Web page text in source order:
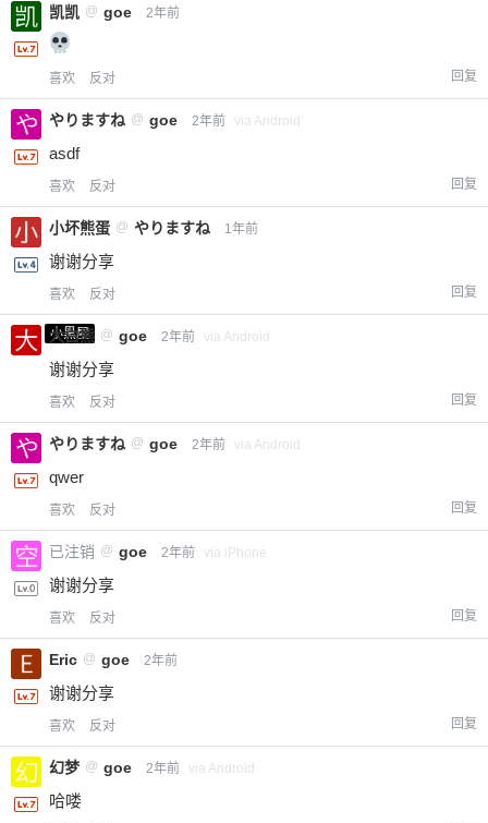
凯凯 @ goe 2年前
喜欢 反对 回复
やりますね @ goe 2年前 via Android
asdf
喜欢 反对 回复
小坏熊蛋 @ やりますね 1年前
谢谢分享
喜欢 反对 回复
小黑屋
大白熊 @ goe 2年前 via Android
谢谢分享
喜欢 反对 回复
やりますね @ goe 2年前 via Android
qwer
喜欢 反对 回复
已注销 @ goe 2年前 via iPhone
谢谢分享
喜欢 反对 回复
Eric @ goe 2年前
谢谢分享
喜欢 反对 回复
幻梦 @ goe 2年前 via Android
哈喽